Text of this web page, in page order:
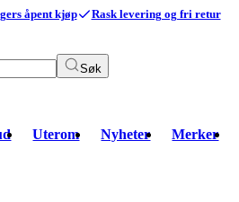
åpent kjøp Rask levering og fri retur
Søk
Uterom Nyheter Merker